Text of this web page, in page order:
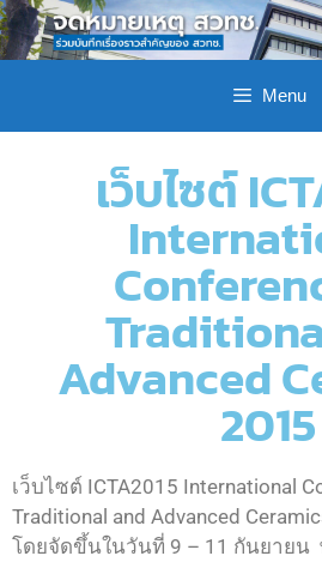
Menu
เว็บไซต์
Advanced
2015
เว็บไซต์ ICTA2015 International
Traditional and Advanced
โดยจัดขึ้นในวันที่ 9 – 11 กันยายน